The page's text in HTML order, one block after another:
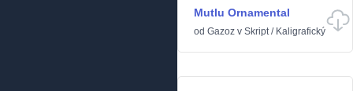
Mutlu Ornamental
od Gazoz v Skript/ Kaligrafický